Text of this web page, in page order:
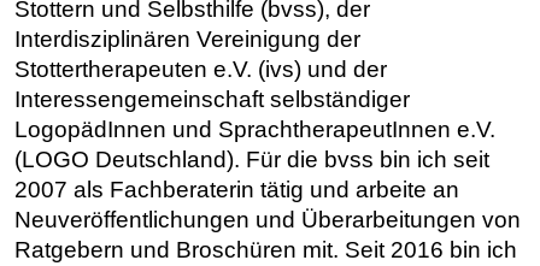
Stottern und Selbsthilfe (bvss), der
Interdisziplinären Vereinigung der
Stottertherapeuten e.V. (ivs) und der
Interessengemeinschaft selbständiger
LogopädInnen und SprachtherapeutInnen e.V.
(LOGO Deutschland). Für die bvss bin ich seit
2007 als Fachberaterin tätig und arbeite an
Neuveröffentlichungen und Überarbeitungen von
Ratgebern und Broschüren mit. Seit 2016 bin ich